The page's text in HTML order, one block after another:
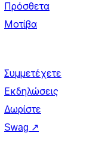
Πρόσθετα
Μοτίβα
Συμμετέχετε
Εκδηλώσεις
Δωρίστε
Swag ↗